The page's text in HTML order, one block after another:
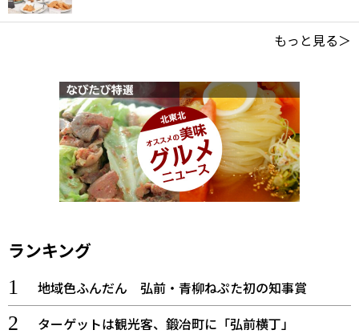
もっと見る＞
ランキング
地域色ふんだん 弘前・青柳ねぷた初の知事賞
ターゲットは観光客、鍛冶町に「弘前横丁」